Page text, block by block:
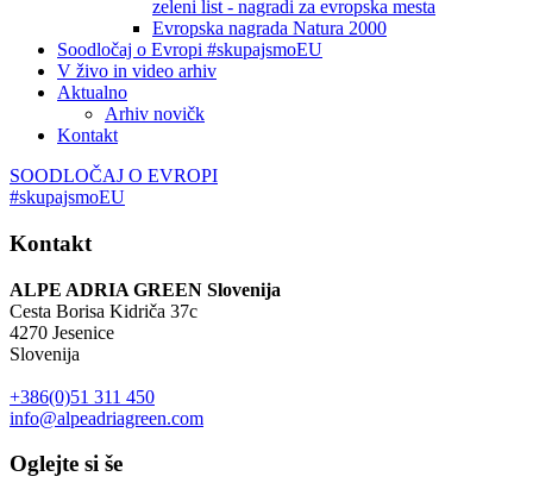
zeleni list - nagradi za evropska mesta
Evropska nagrada Natura 2000
Soodločaj o Evropi #skupajsmoEU
V živo in video arhiv
Aktualno
Arhiv novičk
Kontakt
SOODLOČAJ O EVROPI
#skupajsmoEU
Kontakt
ALPE ADRIA GREEN Slovenija
Cesta Borisa Kidriča 37c
4270 Jesenice
Slovenija
+386(0)51 311 450
info@alpeadriagreen.com
Oglejte si še